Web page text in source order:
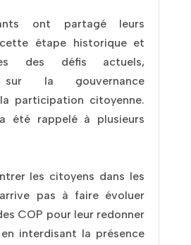
ont partagé leurs
étape historique et
des défis actuels,
sur la gouvernance
participation citoyenne.
été rappelé à plusieurs
les citoyens dans les
pas à faire évoluer
COP pour leur redonner
interdisant la présence